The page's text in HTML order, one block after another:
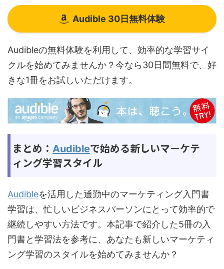
Audible 30日無料体験
Audibleの無料体験を利用して、効率的な学習サイ
クルを始めてみませんか？今なら30日間無料で、好
きな1冊をお試しいただけます。
まとめ： Audibleで始める新しいマーケテ
ィング学習スタイル
Audibleを活用した通勤中のマーケティング入門書
学習は、忙しいビジネスパーソンにとって効率的で
継続しやすい方法です。本記事で紹介した5冊の入
門書と学習法を参考に、あなたも新しいマーケティ
ング学習のスタイルを始めてみませんか？